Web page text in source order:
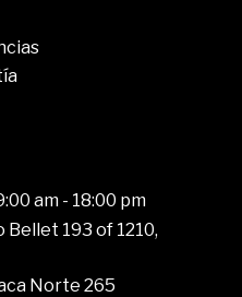
am - 18:00 pm
193 of 1210,
Norte 265